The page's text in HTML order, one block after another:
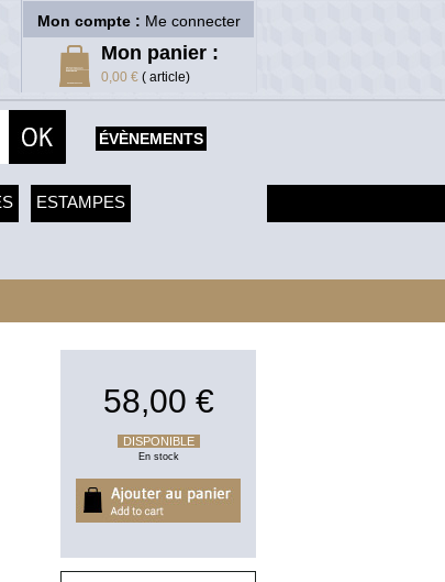
Mon compte : Me connecter
Mon panier :
0,00 € ( article)
ÉVÈNEMENTS
ESTAMPES
58,00 €
DISPONIBLE
En stock